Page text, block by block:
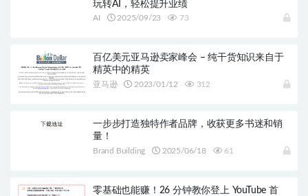
玩转AI，轻松提升业绩
AI 2025/09/23 73
百亿美元亚马逊卖家峰会 – 纯干货知识来自于
精英中的精英
亚马逊 2023/01/12 312
一步步打造独特作者品牌，收获更多书迷和销
量！
Brand Building 2025/06/18 61
零基础也能赚！26 分钟教你登上 YouTube 首